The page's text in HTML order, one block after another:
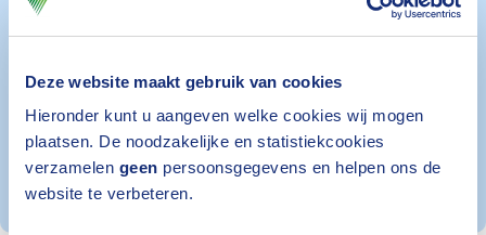
Deze website maakt gebruik van cookies
Hieronder kunt u aangeven welke cookies wij mogen
plaatsen. De noodzakelijke en statistiekcookies
verzamelen geen persoonsgegevens en helpen ons de
website te verbeteren.
geeft deel 4 antwoord op veelgestelde vragen. Aan
Werkgroep in overleg met Pouwels of de
handreiking nog verdere aanvulling verdient.